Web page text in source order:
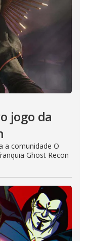
jogo da
a comunidade O
Ghost Recon